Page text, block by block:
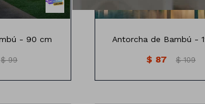
- 90 cm
$ 99
Antorcha de Bambú -
$ 87 $ 109